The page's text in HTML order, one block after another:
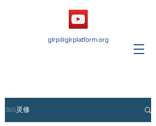
glrp@glrplatform.org
365灵修